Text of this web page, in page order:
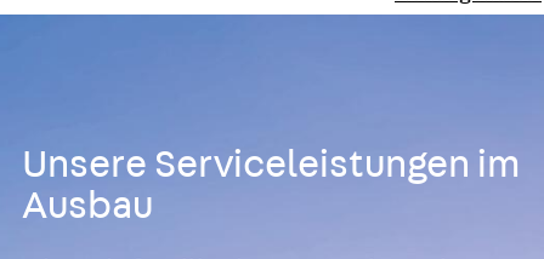
Zurück
Unsere Serviceleistungen im
Ausbau